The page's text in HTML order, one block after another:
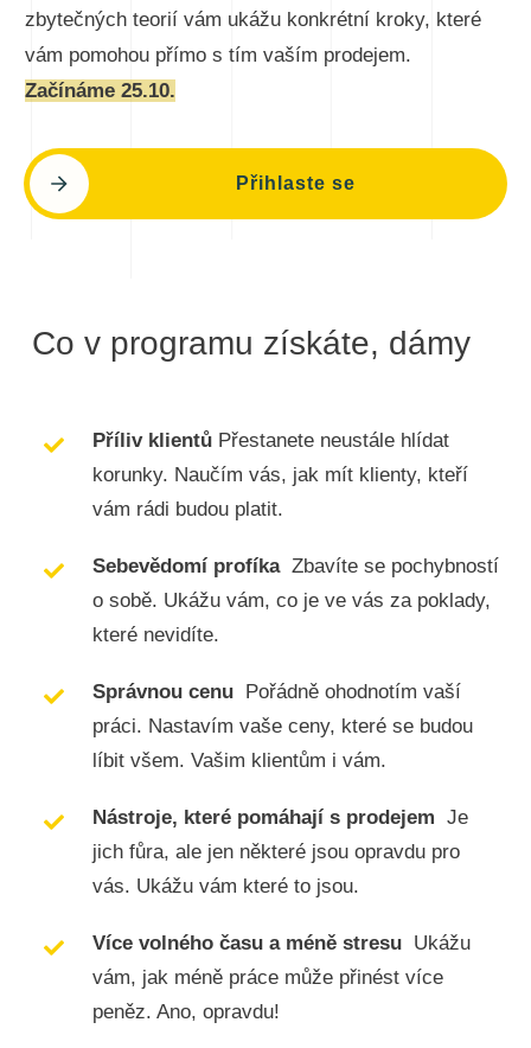
zbytečných teorií vám ukážu konkrétní kroky, které
vám pomohou přímo s tím vaším prodejem.
Začínáme 25.10.
Přihlaste se
Co v programu získáte, dámy
Příliv klientů Přestanete neustále hlídat
korunky. Naučím vás, jak mít klienty, kteří
vám rádi budou platit.
Sebevědomí profíkaZbavíte se pochybností
o sobě. Ukážu vám, co je ve vás za poklady,
které nevidíte.
Správnou cenu Pořádně ohodnotím vaší
práci. Nastavím vaše ceny, které se budou
líbit všem. Vašim klientům i vám.
Nástroje, které pomáhají s prodejem Je
jich fůra, ale jen některé jsou opravdu pro
vás. Ukážu vám které to jsou.
Více volného času a méně stresu Ukážu
vám, jak méně práce může přinést více
peněz. Ano, opravdu!